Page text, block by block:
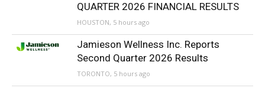
QUARTER 2026 FINANCIAL RESULTS
HOUSTON, 5 hours ago
Jamieson Wellness Inc. Reports
Second Quarter 2026 Results
TORONTO, 5 hours ago